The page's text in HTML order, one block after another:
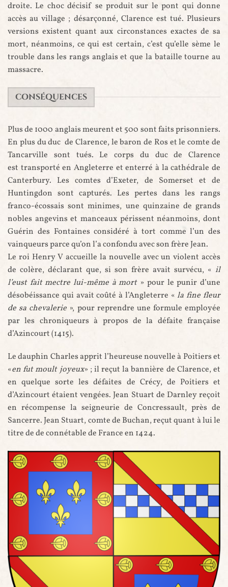
droite. Le choc décisif se produit sur le pont qui donne
accès au village ; désarçonné, Clarence est tué. Plusieurs
versions existent quant aux circonstances exactes de sa
mort, néanmoins, ce qui est certain, c’est qu’elle sème le
trouble dans les rangs anglais et que la bataille tourne au
massacre.
CONSÉQUENCES
Plus de 1000 anglais meurent et 500 sont faits prisonniers.
En plus du duc de Clarence, le baron de Ros et le comte de
Tancarville sont tués. Le corps du duc de Clarence
est transporté en Angleterre et enterré à la cathédrale de
Canterbury. Les comtes d’Exeter, de Somerset et de
Huntingdon sont capturés. Les pertes dans les rangs
franco-écossais sont minimes, une quinzaine de grands
nobles angevins et manceaux périssent néanmoins, dont
Guérin des Fontaines considéré à tort comme l’un des
vainqueurs parce qu’on l’a confondu avec son frère Jean.
Le roi Henry V accueille la nouvelle avec un violent accès
de colère, déclarant que, si son frère avait survécu, « il
l’eust fait mectre lui-même à mort» pour le punir d’une
désobéissance qui avait coûté à l’Angleterre «la fine fleur
de sa chevalerie », pour reprendre une formule employée
par les chroniqueurs à propos de la défaite française
d’Azincourt (1415).
Le dauphin Charles apprit l’heureuse nouvelle à Poitiers et
«en fut moult joyeux» ; il reçut la bannière de Clarence, et
en quelque sorte les défaites de Crécy, de Poitiers et
d’Azincourt étaient vengées. Jean Stuart de Darnley reçoit
en récompense la seigneurie de Concressault, près de
Sancerre. Jean Stuart, comte de Buchan, reçut quant à lui le
titre de de connétable de France en 1424.